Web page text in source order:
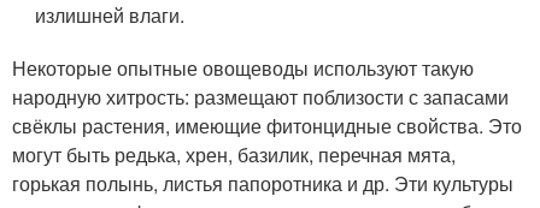
излишней влаги.
Некоторые опытные овощеводы используют такую
народную хитрость: размещают поблизости с запасами
свёклы растения, имеющие фитонцидные свойства. Это
могут быть редька, хрен, базилик, перечная мята,
горькая полынь, листья папоротника и др. Эти культуры